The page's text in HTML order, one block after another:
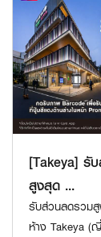
[Takeya] รั
สูงสุด ...
รับส่วนลดรวม
ห้าง Takeya (